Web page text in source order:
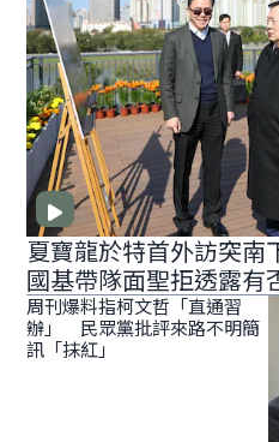
夏寶龍於特首外訪突
國基帶隊面聖拒透露有
周刊爆料指柯文哲「直通習
辦」 民眾黨批評來路不明簡
訊「抹紅」